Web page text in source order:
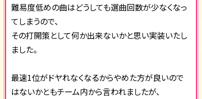
難易度低めの曲はどうしても選曲回数が少なくなっ
てしまうので、
その打開策として何か出来ないかと思い実装いたし
ました。
最速1位がドヤれなくなるからやめた方が良いので
はないかともチーム内から言われましたが、